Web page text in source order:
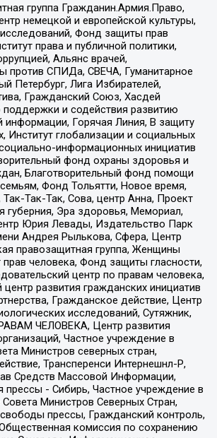
группа Гражданин.Армия.Право,
немецкой и европейской культуры,
Фонд защиты прав
права и публичной политики,
Альянс врачей,
СПИДа, СВЕЧА, Гуманитарное
Петербург, Лига Избирателей,
Гражданский Союз, Хасдей
и содействия развитию
информации, Горячая Линия, В защиту
Институт глобализации и социальных
информационных инициатив
фонд охраны здоровья и
Благотворительный фонд помощи
Фонд Тольятти, Новое время,
Так-Так-Так, Сова, центр Анна, Проект
губерния, Эра здоровья, Мемориал,
Юрия Левады, Издательство Парк
Андрея Рылькова, Сфера, Центр
правозащитная группа, Женщины
прав человека, Фонд защиты гласности,
центр по правам человека,
развития гражданских инициатив
Гражданское действие, Центр
исследований, Сутяжник,
ЧЕЛОВЕКА, Центр развития
Частное учреждение в
Министров северных стран,
Трансперенси Интернешнл-Р,
Средств Массовой Информации,
прессы - Сибирь, Частное учреждение в
Совета Министров Северных Стран,
прессы, Гражданский контроль,
комиссия по сохранению